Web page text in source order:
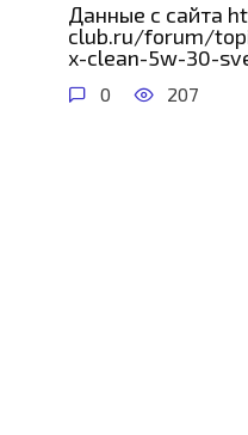
Данные с сайта
club.ru/forum/
x-clean-5w-30-
0 207